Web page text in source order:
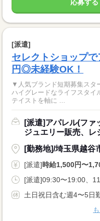
応募する
[派遣]
セレクトショップ
円◎未経験OK！
▼人気ブランド短期募集スタ
ハイグレードなライフスタイ
テイストを軸に ...
[派遣]アパレル(ファ
ジュエリー販売、レ
[勤務地]/埼玉県越谷
[派遣]時給1,500円〜
[派遣]09:30〜19:00、
土日祝日含む週4〜5日